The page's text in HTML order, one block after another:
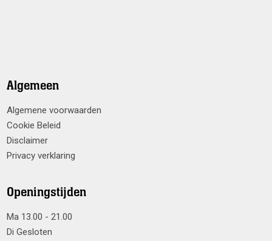
Algemeen
Algemene voorwaarden
Cookie Beleid
Disclaimer
Privacy verklaring
Openingstijden
Ma 13.00 - 21.00
Di Gesloten